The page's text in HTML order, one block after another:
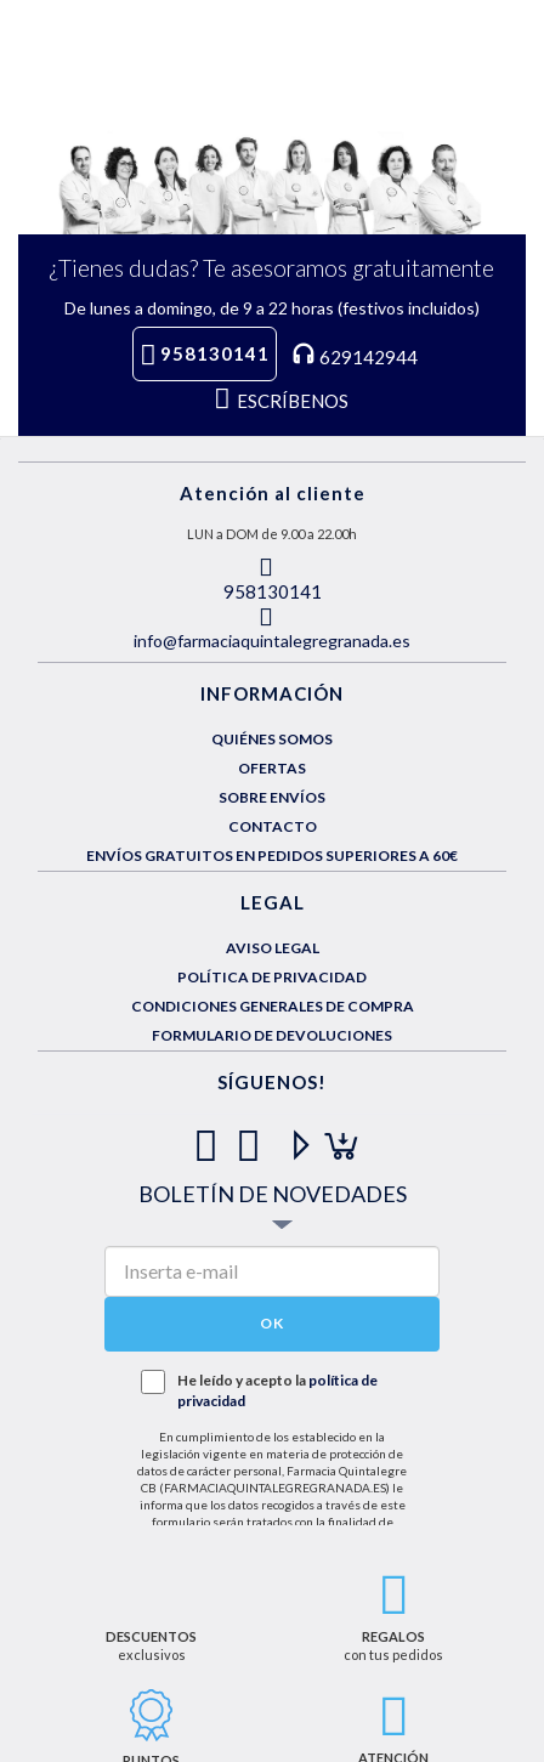
¿Tienes dudas? Te asesoramos gratuitamente
De lunes a domingo, de 9 a 22 horas (festivos incluidos)
958130141
629142944
ESCRÍBENOS
Atención al cliente
LUN a DOM de 9.00 a 22.00h
958130141
info@farmaciaquintalegregranada.es
INFORMACIÓN
QUIÉNES SOMOS
OFERTAS
SOBRE ENVÍOS
CONTACTO
ENVÍOS GRATUITOS EN PEDIDOS SUPERIORES A 60€
LEGAL
AVISO LEGAL
POLÍTICA DE PRIVACIDAD
CONDICIONES GENERALES DE COMPRA
FORMULARIO DE DEVOLUCIONES
SÍGUENOS!
BOLETÍN DE NOVEDADES
OK
He leído y acepto la política de
privacidad
En cumplimiento de los establecido en la
legislación vigente en materia de protección de
datos de carácter personal, Farmacia Quintalegre
CB (FARMACIAQUINTALEGREGRANADA.ES) le
informa que los datos recogidos a través de este
formulario serán tratados con la finalidad de
el tratamiento de sus datos personales se basará
cancelación u oposición, así como los derechos
adicionales que le asisten a través de la dirección
de email info@farmaciaquintalegregranada.es, así
como a través de los medios detallados en la
DESCUENTOS
exclusivos
REGALOS
con tus pedidos
ATENCIÓN